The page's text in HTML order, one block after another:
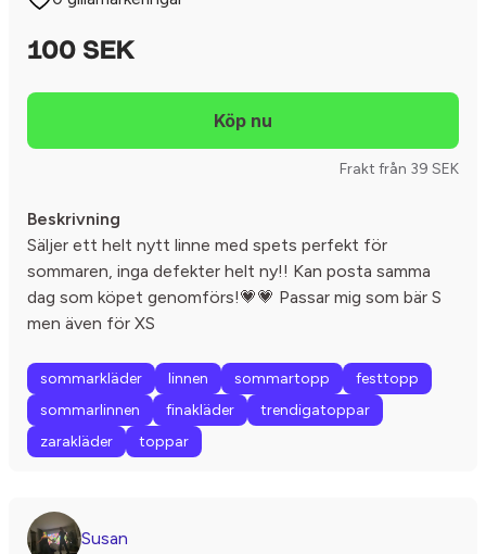
100 SEK
Frakt från 39 SEK
Beskrivning
Säljer ett helt nytt linne med spets perfekt för
sommaren, inga defekter helt ny!! Kan posta samma
dag som köpet genomförs!💗💗 Passar mig som bär S
men även för XS
sommarkläder linnen sommartopp
festtopp
sommarlinnen
finakläder
trendigatoppar
zarakläder
toppar
Susan